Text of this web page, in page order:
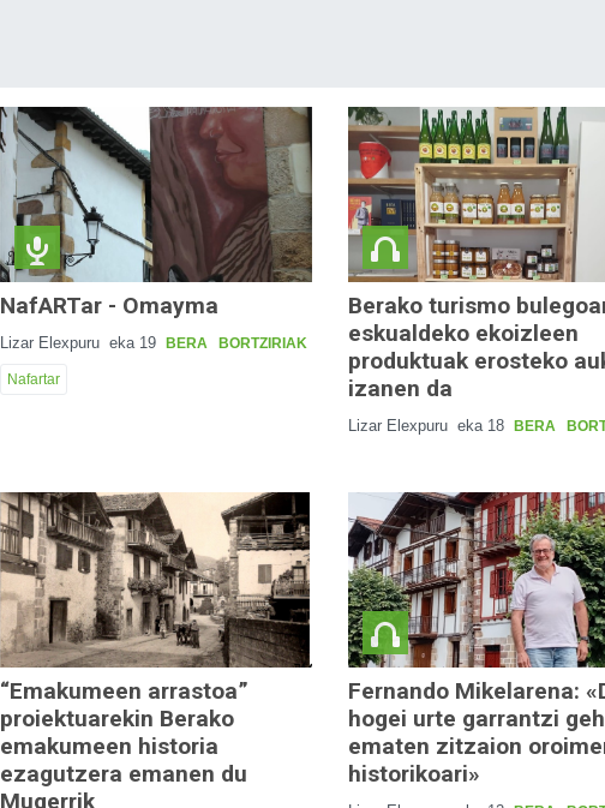
NafARTar - Omayma
Lizar Elexpuru eka 19 BERA BORTZIRIAK
Nafartar
Berako turismo
eskualdeko ekoizleen
produktuak erosteko
izanen da
Lizar Elexpuru eka 18 BERA
“Emakumeen arrastoa”
proiektuarekin Berako
emakumeen historia
ezagutzera emanen du
Mugerrik
Fernando Mikelarena:
hogei urte garrantzi
ematen zitzaion
historikoari»